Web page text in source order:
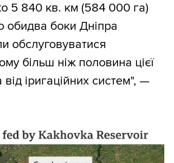
5 840 кв. км (584 000 га)
обидва боки Дніпра
обслуговуватися
більш ніж половина цієї
іригаційних систем", —